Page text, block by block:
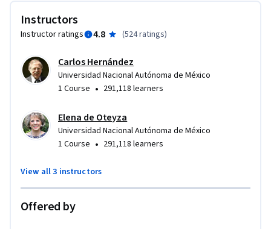
ecuaciones simultáneas y ecuaciones de segundo grado.
problemas con él. También si ya has estudiado álgebra y
necesitas repasarla, ya que necesitas recordarla para tener
éxito en otros cursos más avanzados, como Geometría
Analítica, Cálculo o Estadística.
Instructors
Instructor ratings 4.8 (524 ratings)
Carlos Hernández
Universidad Nacional Autónoma de México
1 Course • 291,118 learners
Elena de Oteyza
Universidad Nacional Autónoma de México
1 Course • 291,118 learners
View all 3 instructors
Offered by